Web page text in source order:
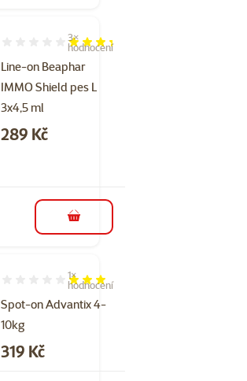
Line-on Beaphar
IMMO Shield pes L
3x4,5 ml
Hodnocení 67%, počet hodnocení: 3
3×
hodnocení
Cena
289 Kč
do košíku
Spot-on Advantix 4-
10kg
Hodnocení 60%, počet hodnocení: 1
1×
hodnocení
Cena
319 Kč